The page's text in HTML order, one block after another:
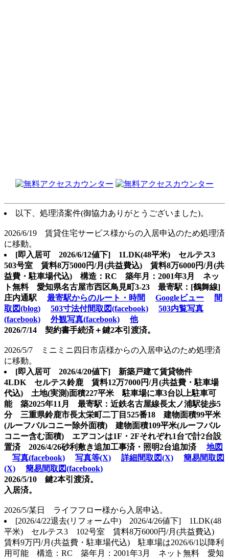
以下、処理済案件(御協力ありがとうございました)。
2026/6/19 賃貸住宅サービス様からの入居申込のため処理済
に移動。
[即入居可 2026/6/12値下] 1LDK(48平米) セルテス3
503号室 賃料8万5000円/月(共益費込) 賃料8万6000円/月(共
益費・駐車場代込) 構造：RC 築年月：2001年3月 ネッ
ト無料 愛知県名古屋市西区鳥見町3-23 最寄駅：[鶴舞線]
庄内通駅 最寄駅からのルート・時間 Googleビュー
間
取図(blog)
503寸法付間取図(facebook)
503内覧写真
(facebook)
外観写真(facebook)
他
2026/7/14 契約書手続済＋鍵2本引渡済。
2026/5/7 ミニミニ四日市店様からの入居申込のため処理済
に移動。
[即入居可 2026/4/20値下] 新築戸建て賃貸物件
4LDK セルテス鈴鹿 賃料12万7000円/月(共益費・駐車場
代込) 土地(実測)面積227平米 駐車場に車3台以上駐車可
能 築2025年11月 最寄駅：近鉄名古屋線長太ノ浦駅徒歩5
分 三重県鈴鹿市長太栄町二丁目525番18 建物面積99平米
(ルーフバルコニー除外面積) 建物面積109平米(ルーフバル
コニー含む面積) エアコンは1F・2Fそれぞれ1台で計2台設
置済 2026/4/26砂利敷き追加工事済・照明2台追加済 地図
写真(facebook)
写真等(X) 詳細間取図(X)
簡易間取図
(X)
簡易間取図(facebook)
2026/5/10 鍵2本引渡済。
入居済。
2026/5/某日 ライフフロー様から入居申込。
[2026/4/22退去(リフォーム中) 2026/4/26値下] 1LDK(48
平米) セルテス3 102号室 賃料8万6000円/月(共益費込)
賃料9万円/月(共益費・駐車場代込) 駐車場は2026/6/1以降利
用可能 構造：RC 築年月：2001年3月 ネット無料 愛知